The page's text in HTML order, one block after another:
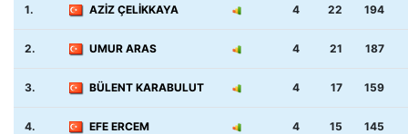
1. AZİZ ÇELİKKAYA 4 22 194
2. UMUR ARAS 4 21 187
3. BÜLENT KARABULUT 4 17 159
4. EFE ERCEM 4 15 145